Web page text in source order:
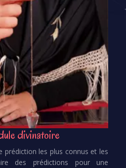
divinatoire
prédiction les plus connus et les
des prédictions pour une